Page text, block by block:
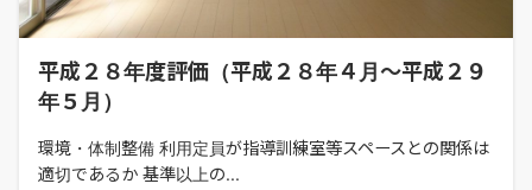
平成２８年度評価（平成２８年４月～平成２９
年５月）
環境・体制整備 利用定員が指導訓練室等スペースとの関係は
適切であるか 基準以上の...